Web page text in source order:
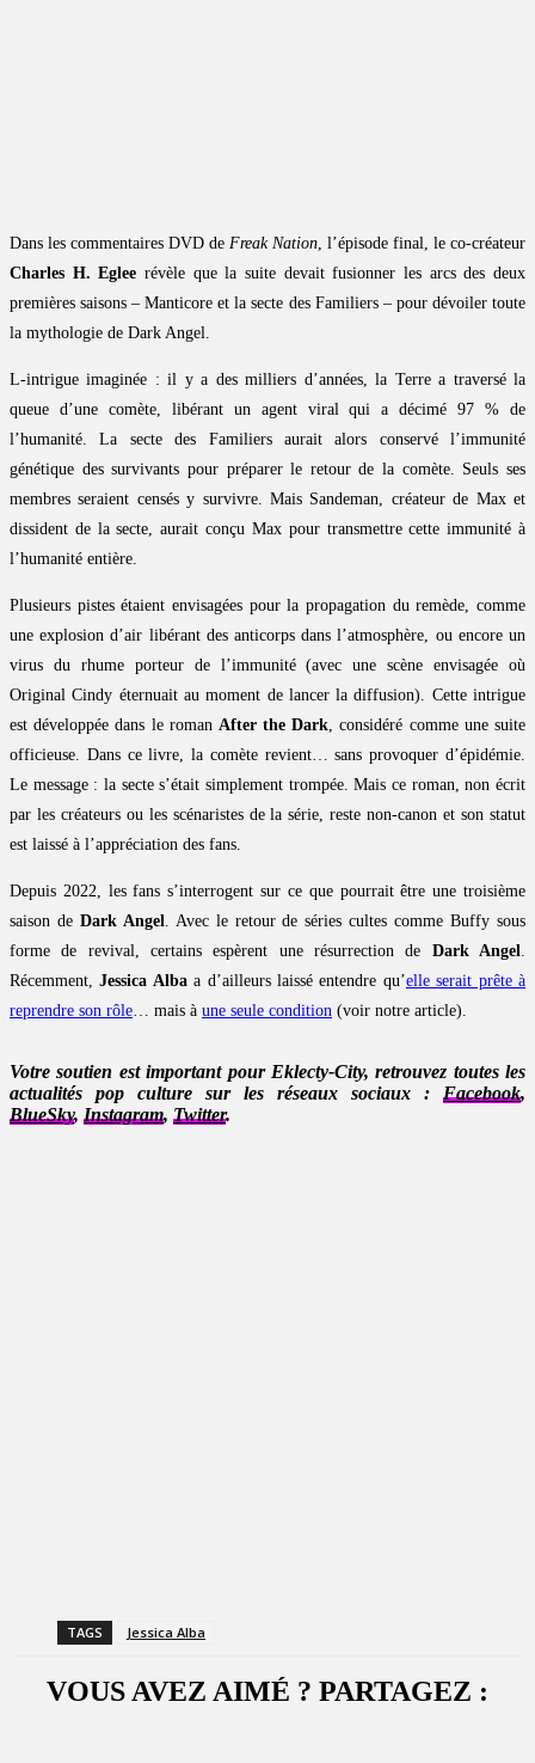
Dans les commentaires DVD de Freak Nation , l’épisode final, le co-créateur
Charles H. Eglee révèle que la suite devait fusionner les arcs des deux
premières saisons – Manticore et la secte des Familiers – pour dévoiler toute
la mythologie de Dark Angel.
L-intrigue imaginée : il y a des milliers d’années, la Terre a traversé la
queue d’une comète, libérant un agent viral qui a décimé 97 % de
l’humanité. La secte des Familiers aurait alors conservé l’immunité
génétique des survivants pour préparer le retour de la comète. Seuls ses
membres seraient censés y survivre. Mais Sandeman, créateur de Max et
dissident de la secte, aurait conçu Max pour transmettre cette immunité à
l’humanité entière.
Plusieurs pistes étaient envisagées pour la propagation du remède, comme
une explosion d’air libérant des anticorps dans l’atmosphère, ou encore un
virus du rhume porteur de l’immunité (avec une scène envisagée où
Original Cindy éternuait au moment de lancer la diffusion). Cette intrigue
est développée dans le roman After the Dark , considéré comme une suite
officieuse. Dans ce livre, la comète revient… sans provoquer d’épidémie.
Le message : la secte s’était simplement trompée. Mais ce roman, non écrit
par les créateurs ou les scénaristes de la série, reste non-canon et son statut
est laissé à l’appréciation des fans.
Depuis 2022, les fans s’interrogent sur ce que pourrait être une troisième
saison de Dark Angel
. Avec le retour de séries cultes comme Buffy sous
forme de revival, certains espèrent une résurrection de Dark Angel
Récemment,Jessica Albaa d’ailleurs laissé entendre qu’elle serait prête à
reprendre son rôle … mais à une seule condition (voir notre article).
Votre soutien est important pour Eklecty-City, retrouvez toutes les
actualités pop culture sur les réseaux sociaux : Facebook,
BlueSky, Instagram, Twitter.
TAGS Jessica Alba
VOUS AVEZ AIMÉ ? PARTAGEZ :